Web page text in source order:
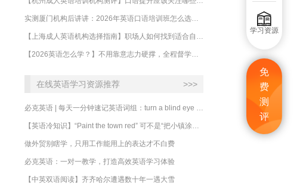

学习资源
免
费
测
评
在线英语学习资源推荐 >>>
做外贸别瞎学，只用工作能用上的表达才不白费
必克英语：一对一教学，打造高效英语学习体验
【中英双语阅读】齐齐哈尔遭遇数十年一遇大雪